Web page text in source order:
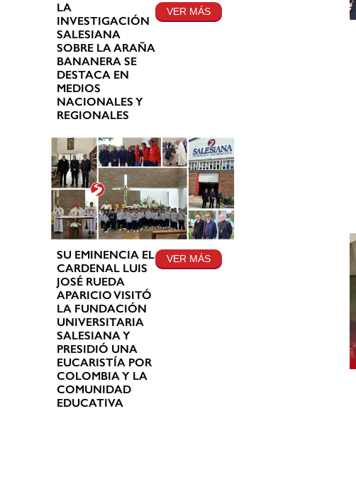
LA
INVESTIGACIÓN
SALESIANA
SOBRE LA ARAÑA
BANANERA SE
DESTACA EN
MEDIOS
NACIONALES Y
REGIONALES
VER MÁS
SU EMINENCIA EL
CARDENAL LUIS
JOSÉ RUEDA
APARICIO VISITÓ
LA FUNDACIÓN
UNIVERSITARIA
SALESIANA Y
PRESIDIÓ UNA
EUCARISTÍA POR
COLOMBIA Y LA
COMUNIDAD
EDUCATIVA
VER MÁS